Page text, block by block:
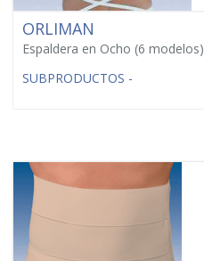
ORLIMAN
Espaldera en Ocho (6 modelos)
SUBPRODUCTOS -